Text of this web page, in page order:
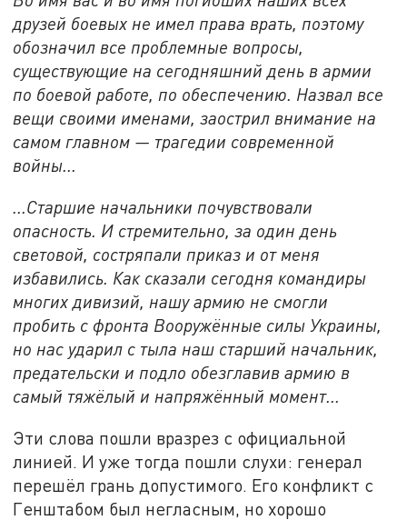
друзей боевых не имел права врать, поэтому
обозначил все проблемные вопросы,
существующие на сегодняшний день в армии
по боевой работе, по обеспечению. Назвал все
вещи своими именами, заострил внимание на
самом главном — трагедии современной
войны...
...Старшие начальники почувствовали
опасность. И стремительно, за один день
световой, состряпали приказ и от меня
избавились. Как сказали сегодня командиры
многих дивизий, нашу армию не смогли
пробить с фронта Вооружённые силы Украины,
но нас ударил с тыла наш старший начальник,
предательски и подло обезглавив армию в
самый тяжёлый и напряжённый момент...
Эти слова пошли вразрез с официальной
линией. И уже тогда пошли слухи: генерал
перешёл грань допустимого. Его конфликт с
Генштабом был негласным, но хорошо